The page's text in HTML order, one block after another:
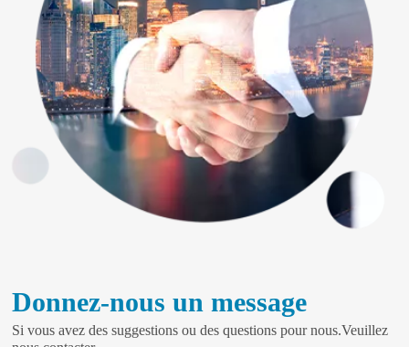
Donnez-nous un message
Si vous avez des suggestions ou des questions pour nous.Veuillez